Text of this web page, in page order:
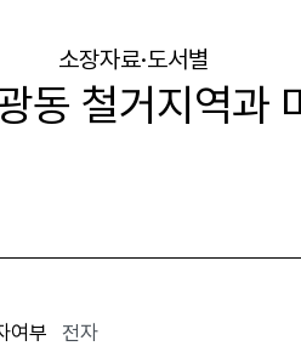
소장자료·도서별
동 철거지역과
여부 전자